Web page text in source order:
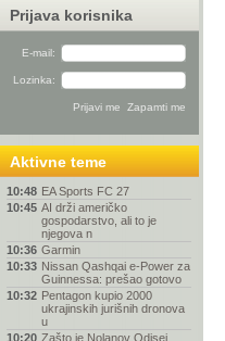
Prijava korisnika
E-mail:
Lozinka:
Aktivne teme
10:48 EA Sports FC 27
10:45 AI drži američko
gospodarstvo, ali to je
njegova n
10:36 Garmin
10:33 Nissan Qashqai e-Power za
Guinnessa: prešao gotovo
10:32 Pentagon kupio 2000
ukrajinskih jurišnih dronova
u
10:20 Zašto je Nolanov Odisej